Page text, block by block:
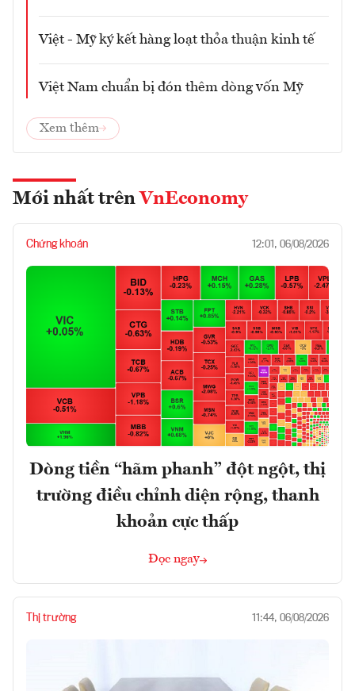
Việt - Mỹ ký kết hàng loạt thỏa thuận kinh tế
Việt Nam chuẩn bị đón thêm dòng vốn Mỹ
Xem thêm
Mới nhất trên VnEconomy
Chứng khoán 12:01, 06/08/2026
Dòng tiền “hãm phanh” đột ngột, thị
trường điều chỉnh diện rộng, thanh
khoản cực thấp
Đọc ngay
Thị trường 11:44, 06/08/2026